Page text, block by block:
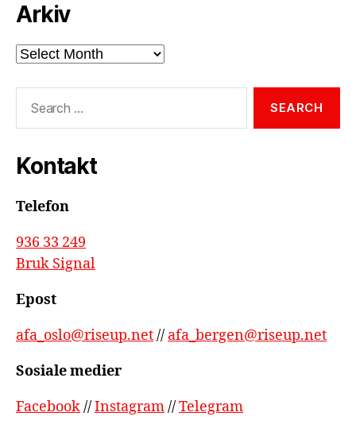
Arkiv
Arkiv
Kontakt
Telefon
936 33 249
Bruk Signal
Epost
afa_oslo@riseup.net// afa_bergen@riseup.net
Sosiale medier
Facebook//Instagram//Telegram